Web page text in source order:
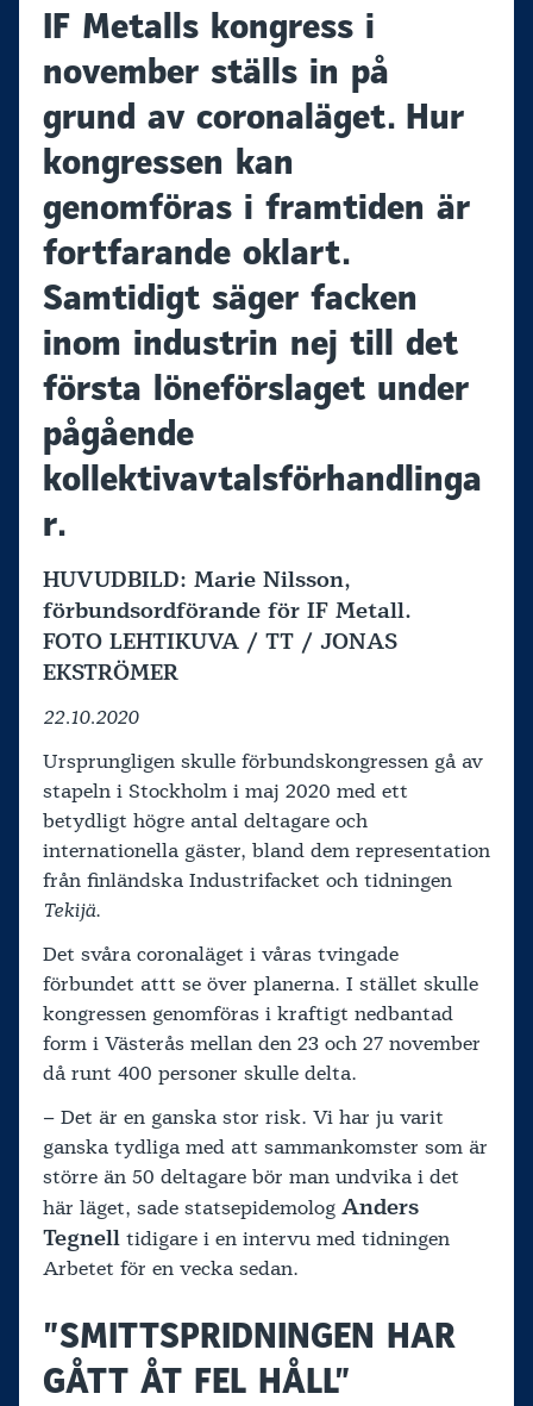
IF Metalls kongress i
november ställs in på
grund av coronaläget. Hur
kongressen kan
genomföras i framtiden är
fortfarande oklart.
Samtidigt säger facken
inom industrin nej till det
första löneförslaget under
pågående
kollektivavtalsförhandlinga
r.
HUVUDBILD: Marie Nilsson,
förbundsordförande för IF Metall.
FOTO LEHTIKUVA / TT / JONAS
EKSTRÖMER
22.10.2020
Ursprungligen skulle förbundskongressen gå av
stapeln i Stockholm i maj 2020 med ett
betydligt högre antal deltagare och
internationella gäster, bland dem representation
från finländska Industrifacket och tidningen
Tekijä.
Det svåra coronaläget i våras tvingade
förbundet attt se över planerna. I stället skulle
kongressen genomföras i kraftigt nedbantad
form i Västerås mellan den 23 och 27 november
då runt 400 personer skulle delta.
– Det är en ganska stor risk. Vi har ju varit
ganska tydliga med att sammankomster som är
större än 50 deltagare bör man undvika i det
här läget, sade statsepidemolog Anders
Tegnell tidigare i en intervu med tidningen
Arbetet för en vecka sedan.
”SMITTSPRIDNINGEN HAR
GÅTT ÅT FEL HÅLL”